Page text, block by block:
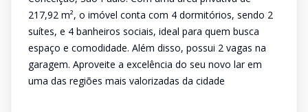
217,92 m², o imóvel conta com 4 dormitórios, sendo 2
suítes, e 4 banheiros sociais, ideal para quem busca
espaço e comodidade. Além disso, possui 2 vagas na
garagem. Aproveite a excelência do seu novo lar em
uma das regiões mais valorizadas da cidade